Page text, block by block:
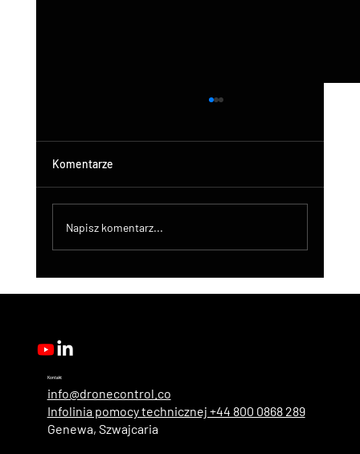
Komentarze
Napisz komentarz...
Kontakt
info@dronecontrol.co
Infolinia pomocy technicznej +44 800 0868 289
Genewa, Szwajcaria